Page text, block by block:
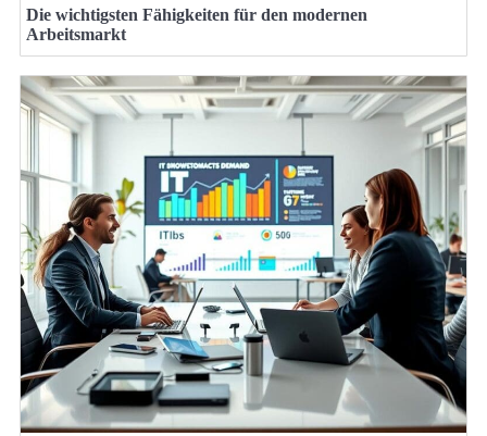
Die wichtigsten Fähigkeiten für den modernen
Arbeitsmarkt